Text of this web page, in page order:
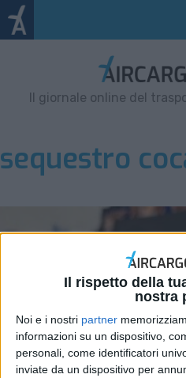
Il rispetto della
nostra
Noi e i nostri partner
informazioni su un dispositivo,
personali, come identificatori
inviate da un dispositivo per
Il giornale online del
sequestro